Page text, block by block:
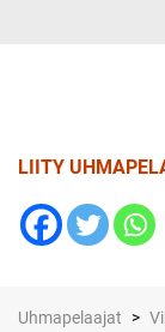
LIITY
Uhmapelaajat >